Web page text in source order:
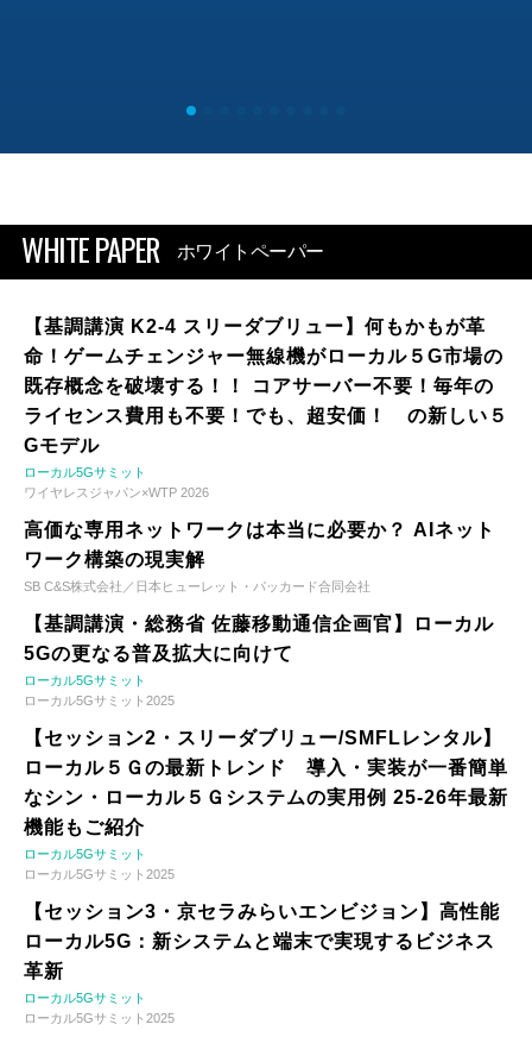
WHITE PAPER ホワイトペーパー
【基調講演 K2-4 スリーダブリュー】何もかもが革
命！ゲームチェンジャー無線機がローカル５G市場の
既存概念を破壊する！！ コアサーバー不要！毎年の
ライセンス費用も不要！でも、超安価！ の新しい５
Gモデル
ローカル5Gサミット
ワイヤレスジャパン×WTP 2026
高価な専用ネットワークは本当に必要か？ AIネット
ワーク構築の現実解
SB C&S株式会社／日本ヒューレット・パッカード合同会社
【基調講演・総務省 佐藤移動通信企画官】ローカル
5Gの更なる普及拡大に向けて
ローカル5Gサミット
ローカル5Gサミット2025
【セッション2・スリーダブリュー/SMFLレンタル】
ローカル５Ｇの最新トレンド 導入・実装が一番簡単
なシン・ローカル５Ｇシステムの実用例 25-26年最新
機能もご紹介
ローカル5Gサミット
ローカル5Gサミット2025
【セッション3・京セラみらいエンビジョン】高性能
ローカル5G：新システムと端末で実現するビジネス
革新
ローカル5Gサミット
ローカル5Gサミット2025